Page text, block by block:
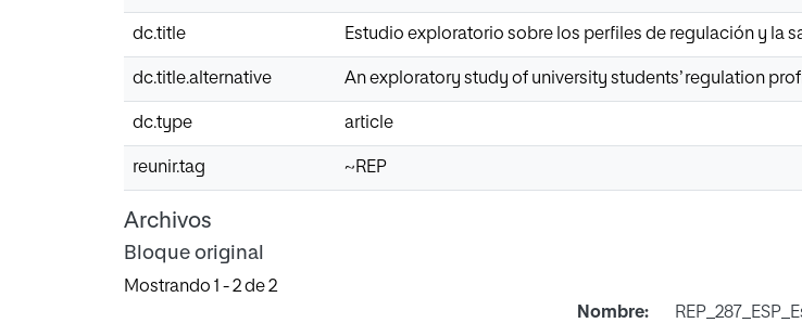
dc.title Estudio exploratorio sobre los perfiles de regulación y la
dc.title.alternative An exploratory study of university students’ regulation
dc.type article
reunir.tag ~REP
Archivos
Bloque original
Mostrando 1 - 2 de 2
Nombre: